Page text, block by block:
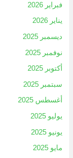
فبراير 2026
يناير 2026
ديسمبر 2025
نوفمبر 2025
أكتوبر 2025
سبتمبر 2025
أغسطس 2025
يوليو 2025
يونيو 2025
مايو 2025